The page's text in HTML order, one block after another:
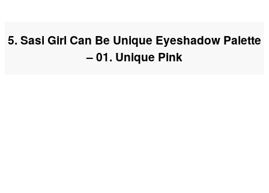
5. Sasi Girl Can Be Unique Eyeshadow Palette
– 01. Unique Pink